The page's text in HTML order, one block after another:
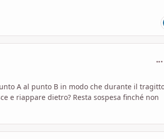
A al punto B in modo che durante il
e riappare dietro? Resta sospesa finché non